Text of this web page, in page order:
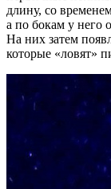
длину, со
а по бокам у него
На них затем
которые «ловят»